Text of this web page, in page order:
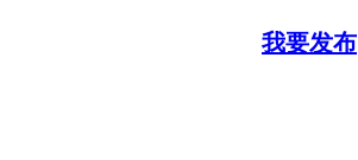
我要发布